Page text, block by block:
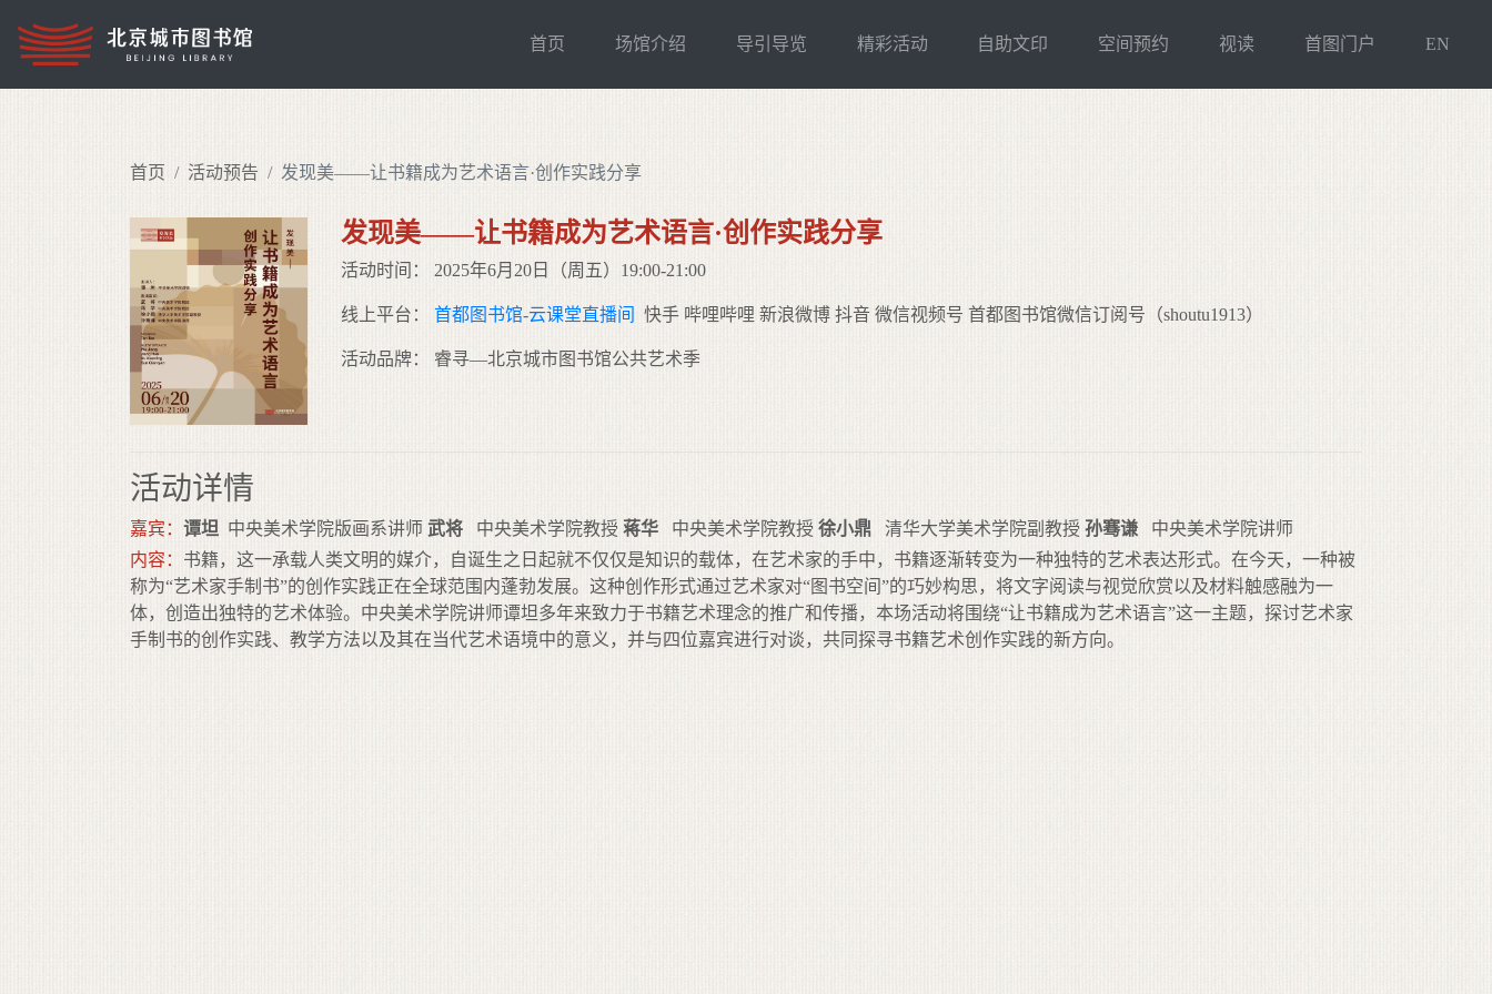
首页 场馆介绍 导引导览 精彩活动 自助文印 空间预约 视读 首图门户 EN
首页 活动预告 发现美——让书籍成为艺术语言·创作实践分享
发现美——让书籍成为艺术语言·创作实践分享
活动时间： 2025年6月20日（周五）19:00-21:00
线上平台： 首都图书馆-云课堂直播间 快手 哔哩哔哩 新浪微博 抖音 微信视频号 首都图书馆微信订阅号（shoutu1913）
活动品牌： 睿寻—北京城市图书馆公共艺术季
活动详情
嘉宾： 谭坦 中央美术学院版画系讲师 武将 中央美术学院教授 蒋华 中央美术学院教授 徐小鼎 清华大学美术学院副教授 孙骞谦
中央美术学院讲师
内容： 书籍，这一承载人类文明的媒介，自诞生之日起就不仅仅是知识的载体，在艺术家的手中，书籍逐渐转变为一种独特的艺术表达形式。在今天，一种被
称为“艺术家手制书”的创作实践正在全球范围内蓬勃发展。这种创作形式通过艺术家对“图书空间”的巧妙构思，将文字阅读与视觉欣赏以及材料触感融为一
体，创造出独特的艺术体验。中央美术学院讲师谭坦多年来致力于书籍艺术理念的推广和传播，本场活动将围绕“让书籍成为艺术语言”这一主题，探讨艺术家
手制书的创作实践、教学方法以及其在当代艺术语境中的意义，并与四位嘉宾进行对谈，共同探寻书籍艺术创作实践的新方向。